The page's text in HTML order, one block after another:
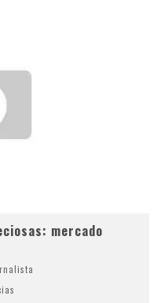
mercado